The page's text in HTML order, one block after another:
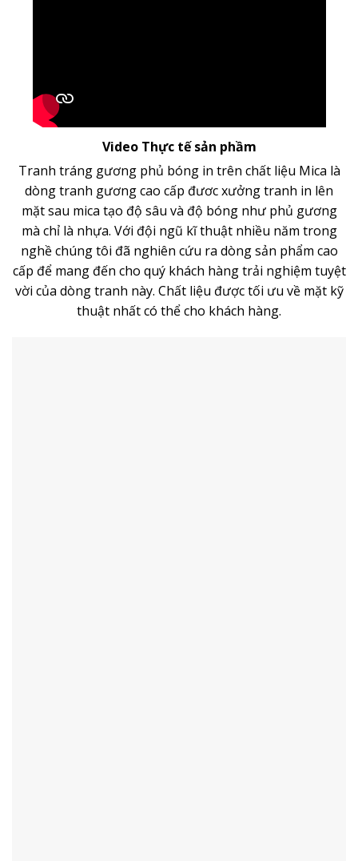
Video Thực tế sản phầm
Tranh tráng gương phủ bóng in trên chất liệu Mica là
dòngtranh gươngcao cấp đươc xưởng tranh in lên
mặt sau mica tạo độ sâu và độ bóng như phủ gương
mà chỉ là nhựa. Với đội ngũ kĩ thuật nhiều năm trong
nghề chúng tôi đã nghiên cứu ra dòng sản phẩm cao
cấp để mang đến cho quý khách hàng trải nghiệm tuyệt
vời của dòng tranh này. Chất liệu được tối ưu về mặt kỹ
thuật nhất có thể cho khách hàng.